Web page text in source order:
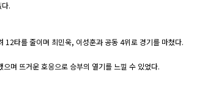
.
12타를 줄이며 최민욱, 이성훈과 공동 4위로 경기를 마쳤다.
며 뜨거운 호응으로 승부의 열기를 느낄 수 있었다.